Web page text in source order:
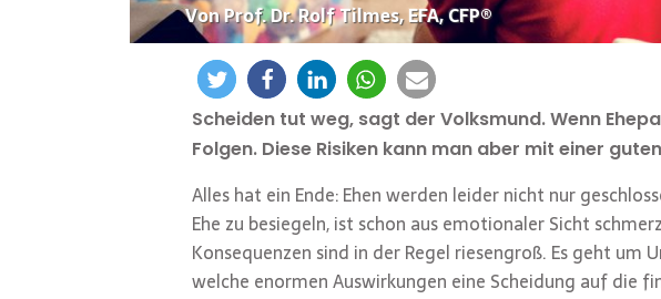
Von Prof. Dr. Rolf Tilmes, EFA, CFP®
Scheiden tut weg, sagt der Volksmund. Wenn
Folgen. Diese Risiken kann man aber mit einer
Alles hat ein Ende: Ehen werden leider nicht nur
Ehe zu besiegeln, ist schon aus emotionaler Sicht
Konsequenzen sind in der Regel riesengroß. Es geht
welche enormen Auswirkungen eine Scheidung auf die